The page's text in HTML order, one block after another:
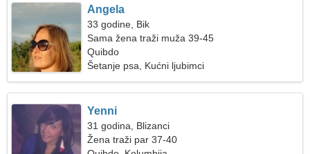
Angela
33 godine, Bik
Sama žena traži muža 39-45
Quibdo
Šetanje psa, Kućni ljubimci
Yenni
31 godina, Blizanci
Žena traži par 37-40